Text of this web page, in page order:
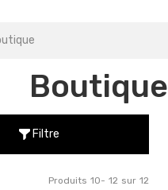
Boutique
Filtre
Produits 10- 12 sur 12